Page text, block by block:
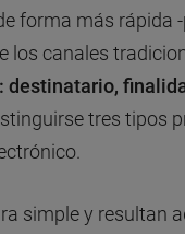
forma más rápida
los canales
tres tipos
simple y resultan